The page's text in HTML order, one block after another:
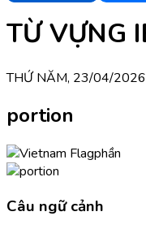
TỪ VỰNG
THỨ NĂM, 23/04/2026
portion
phần
Câu ngữ cảnh